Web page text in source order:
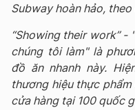
Subway hoàn hảo,
“Showing their work” -
chúng tôi làm" là
đồ ăn nhanh này.
thương hiệu thực
cửa hàng tại 100 quốc